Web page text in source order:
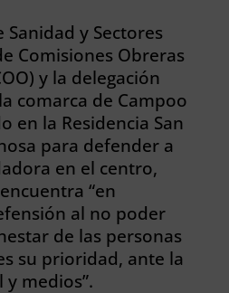
Sanidad y Sectores
Comisiones Obreras
y la delegación
comarca de Campoo
en la Residencia San
para defender a
en el centro,
“en
al no poder
de las personas
su prioridad, ante la
medios”.